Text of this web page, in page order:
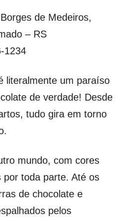
de Medeiros,
– RS
1234
literalmente um paraíso
de verdade! Desde
tudo gira em torno
mundo, com cores
por toda parte. Até os
de chocolate e
pelos